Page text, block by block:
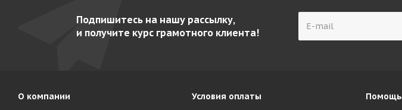
Подпишитесь на нашу рассылку,
и получите курс грамотного клиента!
О компании Условия оплаты Помощь